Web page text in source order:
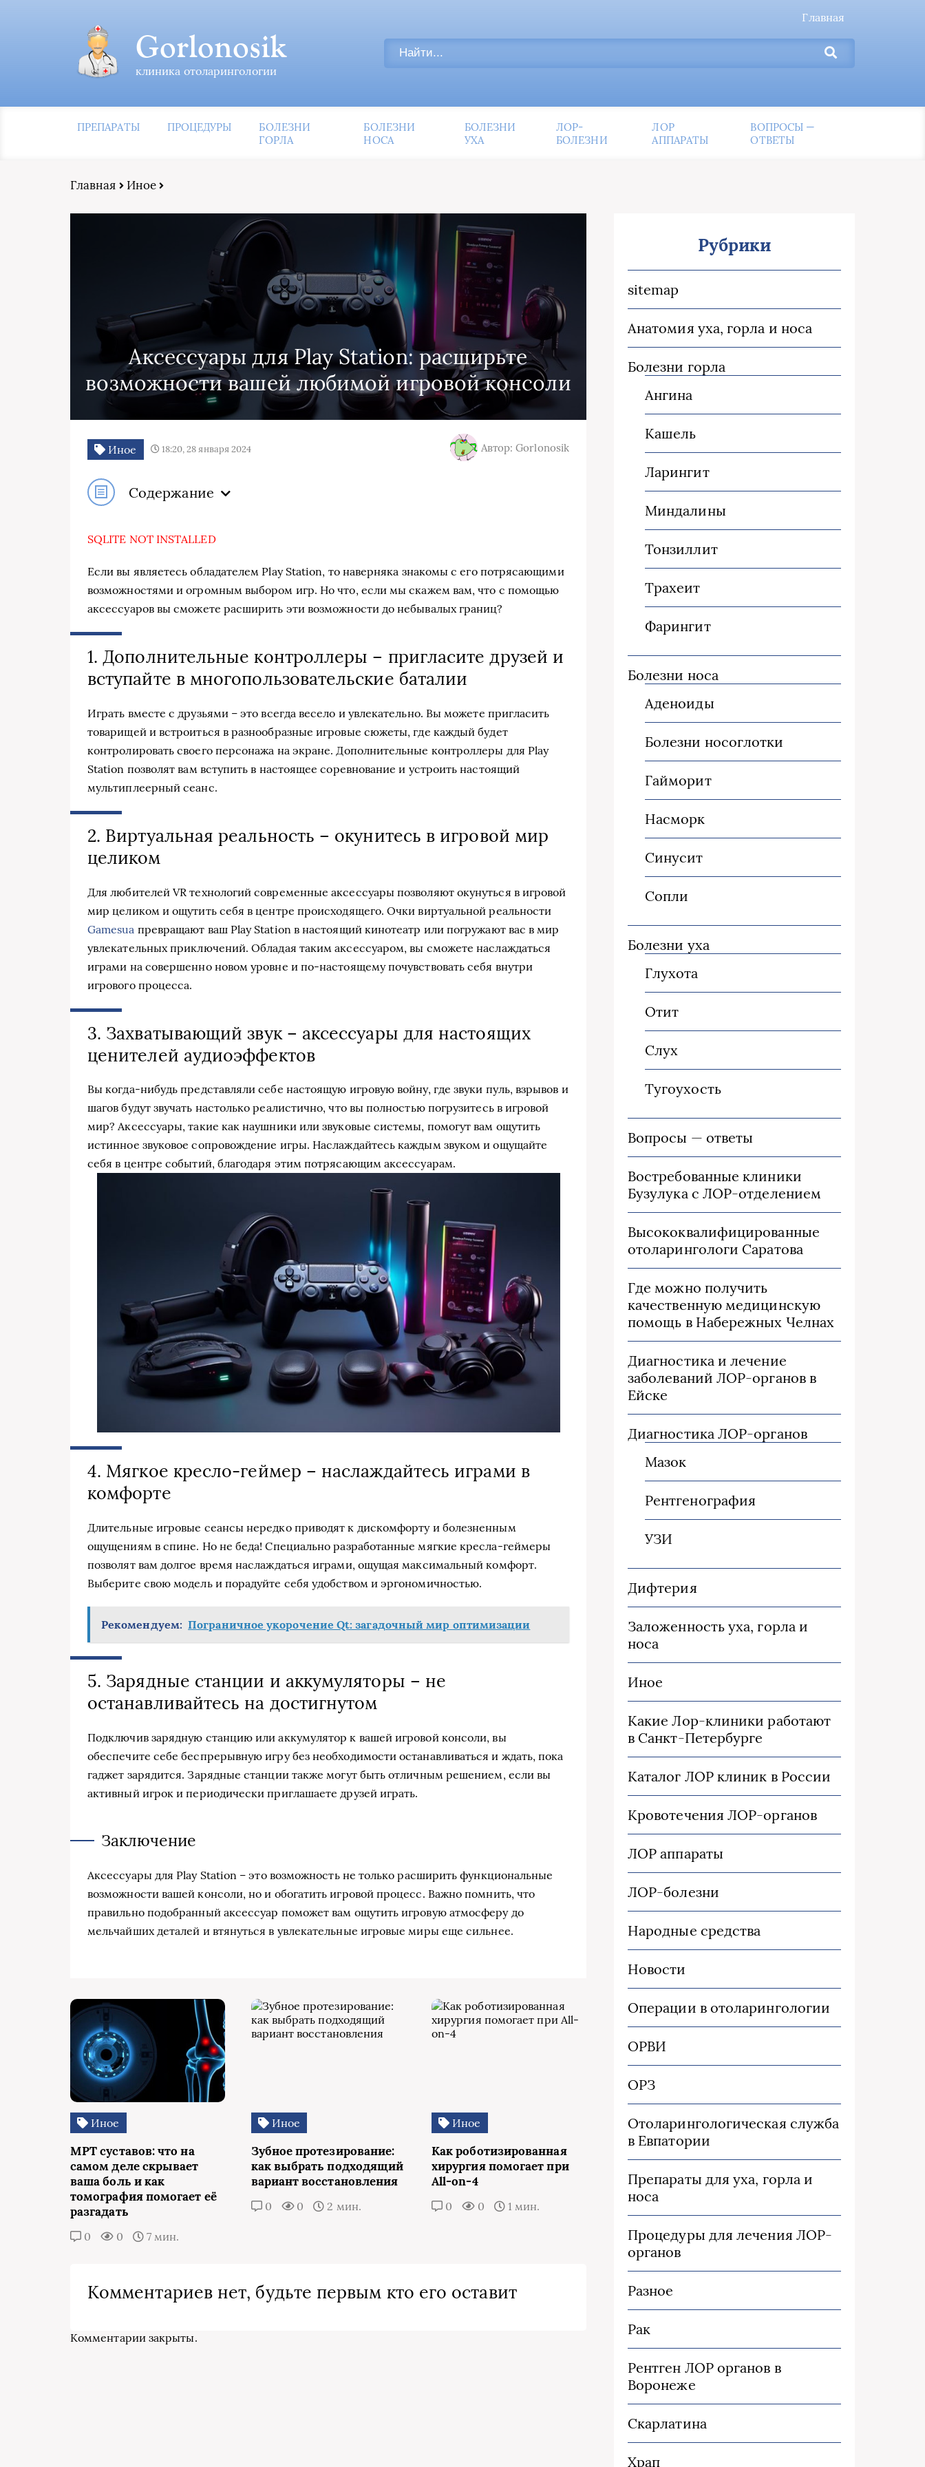
Главная
Gorlonosik
клиника отоларингологии
ПРЕПАРАТЫ ПРОЦЕДУРЫ
БОЛЕЗНИ
ГОРЛА
БОЛЕЗНИ
НОСА
БОЛЕЗНИ
УХА
ЛОР-
БОЛЕЗНИ
ЛОР
АППАРАТЫ
ВОПРОСЫ —
ОТВЕТЫ
Главная Иное
Аксессуары для Play Station: расширьте
возможности вашей любимой игровой консоли
Иное 18:20, 28 января 2024 Автор: Gorlonosik
Содержание
SQLITE NOT INSTALLED
Если вы являетесь обладателем Play Station, то наверняка знакомы с его потрясающими
возможностями и огромным выбором игр. Но что, если мы скажем вам, что с помощью
аксессуаров вы сможете расширить эти возможности до небывалых границ?
1. Дополнительные контроллеры – пригласите друзей и
вступайте в многопользовательские баталии
Играть вместе с друзьями – это всегда весело и увлекательно. Вы можете пригласить
товарищей и встроиться в разнообразные игровые сюжеты, где каждый будет
контролировать своего персонажа на экране. Дополнительные контроллеры для Play
Station позволят вам вступить в настоящее соревнование и устроить настоящий
мультиплеерный сеанс.
2. Виртуальная реальность – окунитесь в игровой мир
целиком
Для любителей VR технологий современные аксессуары позволяют окунуться в игровой
мир целиком и ощутить себя в центре происходящего. Очки виртуальной реальности
Gamesua превращают ваш Play Station в настоящий кинотеатр или погружают вас в мир
увлекательных приключений. Обладая таким аксессуаром, вы сможете наслаждаться
играми на совершенно новом уровне и по-настоящему почувствовать себя внутри
игрового процесса.
3. Захватывающий звук – аксессуары для настоящих
ценителей аудиоэффектов
Вы когда-нибудь представляли себе настоящую игровую войну, где звуки пуль, взрывов и
шагов будут звучать настолько реалистично, что вы полностью погрузитесь в игровой
мир? Аксессуары, такие как наушники или звуковые системы, помогут вам ощутить
истинное звуковое сопровождение игры. Наслаждайтесь каждым звуком и ощущайте
себя в центре событий, благодаря этим потрясающим аксессуарам.
4. Мягкое кресло-геймер – наслаждайтесь играми в
комфорте
Длительные игровые сеансы нередко приводят к дискомфорту и болезненным
ощущениям в спине. Но не беда! Специально разработанные мягкие кресла-геймеры
позволят вам долгое время наслаждаться играми, ощущая максимальный комфорт.
Выберите свою модель и порадуйте себя удобством и эргономичностью.
Рекомендуем: Пограничное укорочение Qt: загадочный мир оптимизации
5. Зарядные станции и аккумуляторы – не
останавливайтесь на достигнутом
Подключив зарядную станцию или аккумулятор к вашей игровой консоли, вы
обеспечите себе беспрерывную игру без необходимости останавливаться и ждать, пока
гаджет зарядится. Зарядные станции также могут быть отличным решением, если вы
активный игрок и периодически приглашаете друзей играть.
Заключение
Аксессуары для Play Station – это возможность не только расширить функциональные
возможности вашей консоли, но и обогатить игровой процесс. Важно помнить, что
правильно подобранный аксессуар поможет вам ощутить игровую атмосферу до
мельчайших деталей и втянуться в увлекательные игровые миры еще сильнее.
Иное
МРТ суставов: что на
самом деле скрывает
ваша боль и как
томография помогает её
разгадать
0 0 7 мин.
Иное
Зубное протезирование:
как выбрать подходящий
вариант восстановления
0 0 2 мин.
Иное
Как роботизированная
хирургия помогает при
All-on-4
0 0 1 мин.
Комментариев нет, будьте первым кто его оставит
Комментарии закрыты.
Рубрики
sitemap
Анатомия уха, горла и носа
Болезни горла
Ангина
Кашель
Ларингит
Миндалины
Тонзиллит
Трахеит
Фарингит
Болезни носа
Аденоиды
Болезни носоглотки
Гайморит
Насморк
Синусит
Сопли
Болезни уха
Глухота
Отит
Слух
Тугоухость
Вопросы — ответы
Востребованные клиники
Бузулука с ЛОР-отделением
Высококвалифицированные
отоларингологи Саратова
Где можно получить
качественную медицинскую
помощь в Набережных Челнах
Диагностика и лечение
заболеваний ЛОР-органов в
Ейске
Диагностика ЛОР-органов
Мазок
Рентгенография
УЗИ
Дифтерия
Заложенность уха, горла и
носа
Иное
Какие Лор-клиники работают
в Санкт-Петербурге
Каталог ЛОР клиник в России
Кровотечения ЛОР-органов
ЛОР аппараты
ЛОР-болезни
Народные средства
Новости
Операции в отоларингологии
ОРВИ
ОРЗ
Отоларингологическая служба
в Евпатории
Препараты для уха, горла и
носа
Процедуры для лечения ЛОР-
органов
Разное
Рак
Рентген ЛОР органов в
Воронеже
Скарлатина
Храп